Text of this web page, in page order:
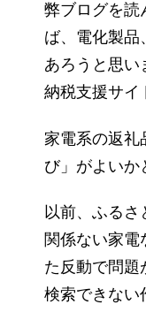
弊ブログを読
ば、電化製品
あろうと思い
納税支援サイ
家電系の返礼
び」がよいか
以前、ふるさ
関係ない家電
た反動で問題
検索できない